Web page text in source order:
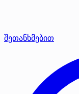
შეთანხმებით